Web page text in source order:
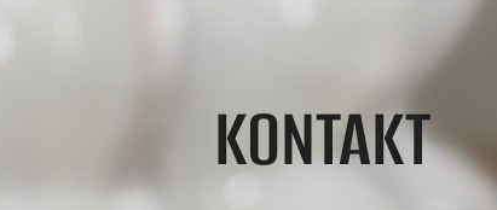
KONTAKT